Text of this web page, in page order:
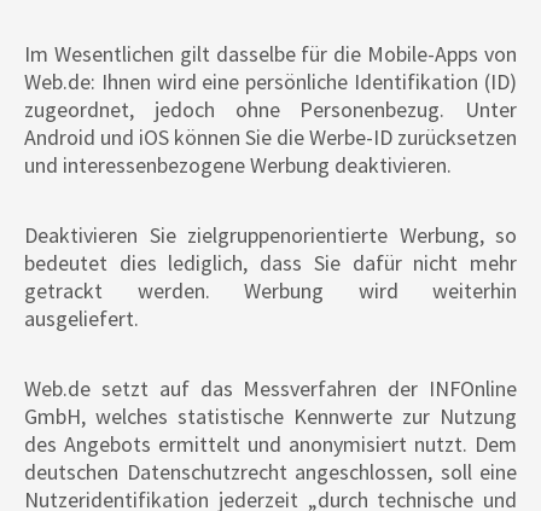
Im Wesentlichen gilt dasselbe für die Mobile-Apps von
Web.de: Ihnen wird eine persönliche Identifikation (ID)
zugeordnet, jedoch ohne Personenbezug. Unter
Android und iOS können Sie die Werbe-ID zurücksetzen
und interessenbezogene Werbung deaktivieren.
Deaktivieren Sie zielgruppenorientierte Werbung, so
bedeutet dies lediglich, dass Sie dafür nicht mehr
getrackt werden. Werbung wird weiterhin
ausgeliefert.
Web.de setzt auf das Messverfahren der INFOnline
GmbH, welches statistische Kennwerte zur Nutzung
des Angebots ermittelt und anonymisiert nutzt. Dem
deutschen Datenschutzrecht angeschlossen, soll eine
Nutzeridentifikation jederzeit „durch technische und